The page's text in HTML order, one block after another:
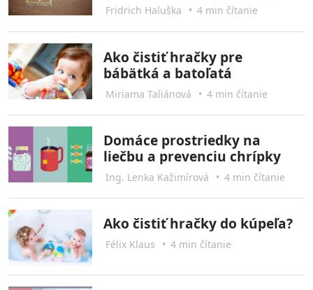
Fridrich Haluška • 4 min čítanie
Ako čistiť hračky pre
bábätká a batoľatá
Miriama Taliánová • 4 min čítanie
Domáce prostriedky na
liečbu a prevenciu chrípky
Ing. Lenka Kažimírová • 4 min čítanie
Ako čistiť hračky do kúpeľa?
Félix Klaus • 4 min čítanie